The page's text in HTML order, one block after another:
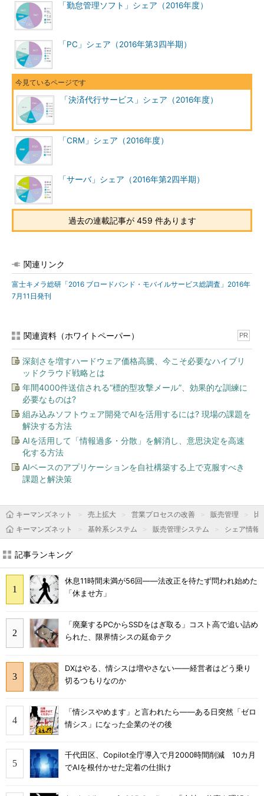
「勤怠管理ソフト」シェア（2016年度）
「PC」シェア（2016年第3四半期）
「決済代行サービス」シェア（2016年度）
「CRM」シェア（2016年度）
「サーバ」シェア（2016年第2四半期）
過去の連載記事が 459 件あります
関連リンク
富士キメラ総研「2016 ブロードバンド・モバイルサービス総調査」2016年
7月11日発刊
関連資料（ホワイトペーパー） PR
深刻さを増すハードウェア価格高騰、今こそ必要なハイブリ
ッドクラウド戦略とは
年間4000件送信される“標的型攻撃メール”、効果的な訓練に
必要なものは?
組み込みソフトウェア開発でAIを活用するには? 現場の課題を
解決する方法
AIを活用して「情報過多・分散」を解消し、意思決定を高速
化する方法
AIベースのアプリケーションを自社構築する上で克服すべき
課題と解決策
キーマンズネット 売上拡大 営業プロセスの改善 販売管理
比
キーマンズネット
基幹系システム 販売管理システム シェア情報
記事ランキング
休息11時間未満が56回――法改正を待たず問われ始めた
「休ませ方」
「廃棄するPCからSSDをはぎ取る」コスト高で追い詰め
られた、限界情シスの延命テク
DXはやる、情シスは増やさない――経営者はどう乗り
切るつもりなのか
「情シスやめます」と言われたら――ある日突然「ゼロ
情シス」になった企業のその後
千代田区、Copilot全庁導入で月2000時間削減 10カ月
でAIを根付かせた定着の仕掛け